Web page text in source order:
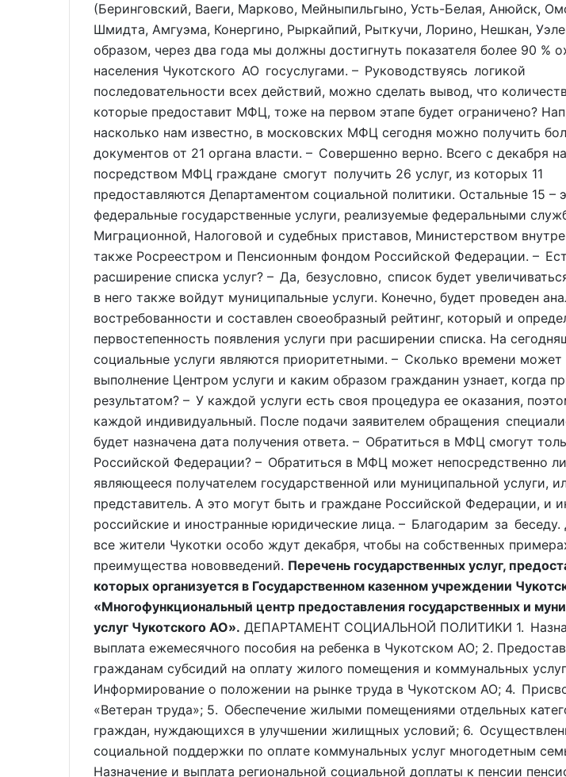
(Беринговский, Ваеги, Марково, Мейныпильгыно, Усть-Белая, Анюйск,
Шмидта, Амгуэма, Конергино, Рыркайпий, Рыткучи, Лорино, Нешкан,
образом, через два года мы должны достигнуть показателя более 90 %
населения Чукотского АО госуслугами. – Руководствуясь логикой
последовательности всех действий, можно сделать вывод, что
которые предоставит МФЦ, тоже на первом этапе будет ограничено?
насколько нам известно, в московских МФЦ сегодня можно получить
документов от 21 органа власти. – Совершенно верно. Всего с декабря
посредством МФЦ граждане смогут получить 26 услуг, из которых 11
предоставляются Департаментом социальной политики. Остальные 15 –
федеральные государственные услуги, реализуемые федеральными
Миграционной, Налоговой и судебных приставов, Министерством
также Росреестром и Пенсионным фондом Российской Федерации. –
расширение списка услуг? – Да, безусловно, список будет
в него также войдут муниципальные услуги. Конечно, будет проведен
востребованности и составлен своеобразный рейтинг, который и
первостепенность появления услуги при расширении списка. На
социальные услуги являются приоритетными. – Сколько времени может
выполнение Центром услуги и каким образом гражданин узнает, когда
результатом? – У каждой услуги есть своя процедура ее оказания,
каждой индивидуальный. После подачи заявителем обращения
будет назначена дата получения ответа. – Обратиться в МФЦ смогут
Российской Федерации? – Обратиться в МФЦ может непосредственно
являющееся получателем государственной или муниципальной услуги,
представитель. А это могут быть и граждане Российской Федерации, и
российские и иностранные юридические лица. – Благодарим за
все жители Чукотки особо ждут декабря, чтобы на собственных
преимущества нововведений. Перечень государственных услуг,
которых организуется в Государственном казенном учреждении
«Многофункциональный центр предоставления государственных и
услуг Чукотского АО». ДЕПАРТАМЕНТ СОЦИАЛЬНОЙ ПОЛИТИКИ 1.
выплата ежемесячного пособия на ребенка в Чукотском АО; 2.
гражданам субсидий на оплату жилого помещения и коммунальных
Информирование о положении на рынке труда в Чукотском АО; 4.
«Ветеран труда»; 5. Обеспечение жилыми помещениями отдельных
граждан, нуждающихся в улучшении жилищных условий; 6.
социальной поддержки по оплате коммунальных услуг многодетным
Назначение и выплата региональной социальной доплаты к пенсии